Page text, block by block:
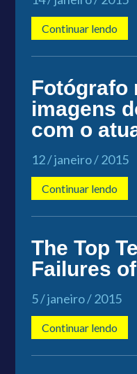
Continuar lendo
Fotógrafo
imagens
com o
12 / janeiro / 2015
Continuar lendo
The Top
Failures
5 / janeiro / 2015
Continuar lendo